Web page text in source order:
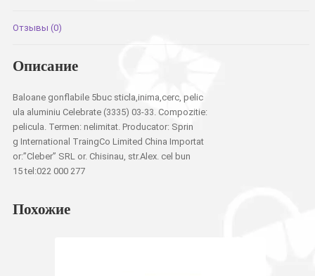
Отзывы (0)
Описание
Baloane gonflabile 5buc sticla,inima,cerc, pelic
ula aluminiu Celebrate (3335) 03-33. Compozitie:
pelicula. Termen: nelimitat. Producator: Sprin
g International TraingCo Limited China Importat
or:”Cleber” SRL or. Chisinau, str.Alex. cel bun
15 tel:022 000 277
Похожие